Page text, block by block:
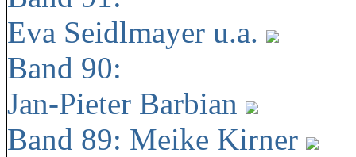
Eva Seidlmayer u.a.
Band 90:
Jan-Pieter Barbian
Band 89: Meike Kirner